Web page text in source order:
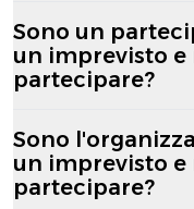
Sono un
un imprevisto e
partecipare?
Sono
un imprevisto e
partecipare?